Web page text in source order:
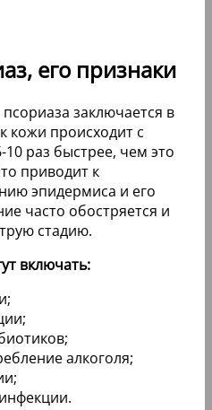
его признаки
заключается в
кожи происходит с
раз быстрее, чем это
приводит к
эпидермиса и его
часто обостряется и
стадию.
включать:
алкоголя;